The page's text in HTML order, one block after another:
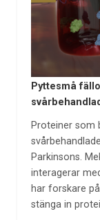
Pyttesmå
Proteiner som
Parkinsons.
interagerar
har forskare
stänga in